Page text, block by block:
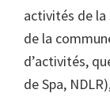
activités de la
de la
d’activités,
de Spa,